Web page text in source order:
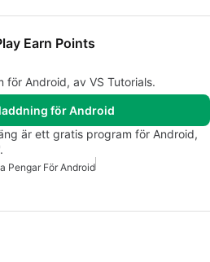
Earn Points
för Android, av VS Tutorials.
för Android
är ett gratis program för Android,
Pengar För Android